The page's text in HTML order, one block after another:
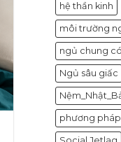
hệ thần kinh
môi trường
ngủ chung
Ngủ sâu giấc
phương